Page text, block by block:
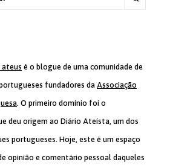
ateus é o blogue de uma comunidade de
fundadores da Associação
. O primeiro domínio foi o
deu origem ao Diário Ateísta, um dos
portugueses. Hoje, este é um espaço
opinião e comentário pessoal daqueles